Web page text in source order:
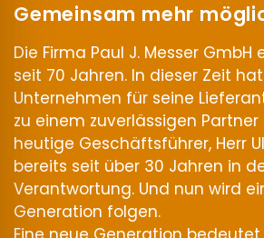
Gemeinsam mehr
Die Firma Paul J. Messer GmbH
seit 70 Jahren. In dieser Zeit
Unternehmen für seine
zu einem zuverlässigen
heutige Geschäftsführer, Herr
bereits seit über 30 Jahren in
Verantwortung. Und nun wird
Generation folgen.